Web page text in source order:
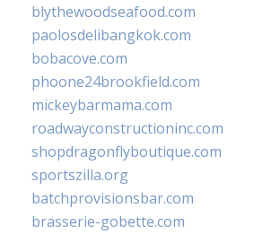
blythewoodseafood.com
paolosdelibangkok.com
bobacove.com
phoone24brookfield.com
mickeybarmama.com
roadwayconstructioninc.com
shopdragonflyboutique.com
sportszilla.org
batchprovisionsbar.com
brasserie-gobette.com